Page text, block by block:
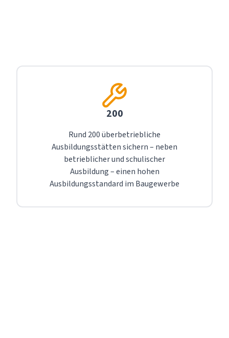
200
Rund 200 überbetriebliche
Ausbildungsstätten sichern – neben
betrieblicher und schulischer
Ausbildung – einen hohen
Ausbildungsstandard im Baugewerbe